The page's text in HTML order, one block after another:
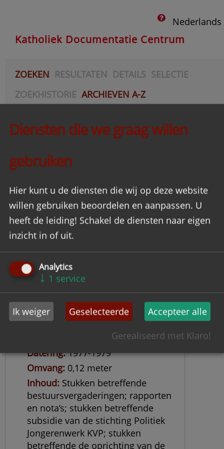
Nederlands
Katholiek Documentatie Centrum
ZOEKEN RESULTATEN DETAILS SELECTIE
ZOEKHISTORIE ARCHIEVEN A-Z
Jongerenorganisatie, kring
Overijssel.
KVJO
Datering 1977-1979
Omvang 0,12 meter
Inhoud Stukken betreffende
bestuursvergaderingen; rapporten
en nota’s; stukken betreffende
subsidie van de stichting Politiek
Jongerenwerk KVP; stukken
betreffende de oprichting van de
Diensten die we graag willen
gebruiken
Hier kunt u de diensten die wij op deze website
willen gebruiken beoordelen en aanpassen. U
heeft de leiding! Schakel de diensten naar eigen
inzicht in of uit.
Analytics
↓ 1 service
Ik weiger Geselecteerde Accepteer alle
Gerealiseerd met Klaro!